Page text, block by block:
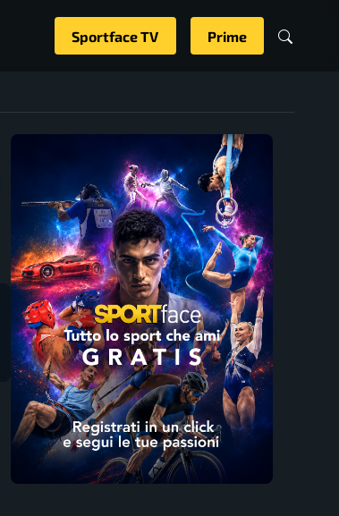
Sportface TV Prime